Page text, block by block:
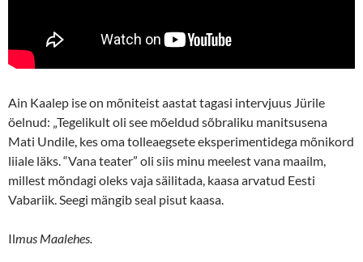
Ain Kaalep ise on mõniteist aastat tagasi intervjuus Jürile
öelnud: „Tegelikult oli see mõeldud sõbraliku manitsusena
Mati Undile, kes oma tolleaegsete eksperimentidega mõnikord
liiale läks. “Vana teater” oli siis minu meelest vana maailm,
millest mõndagi oleks vaja säilitada, kaasa arvatud Eesti
Vabariik. Seegi mängib seal pisut kaasa.
Ilmus Maalehes.